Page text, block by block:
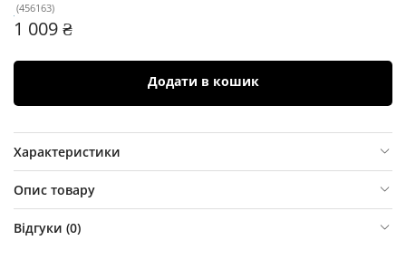
(456163)
1 009 ₴
Додати в кошик
Характеристики
Опис товару
Відгуки (0)